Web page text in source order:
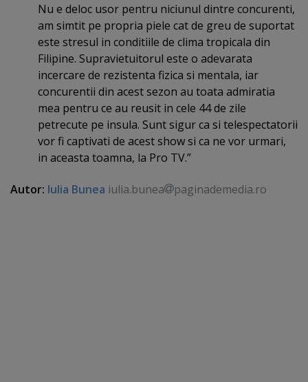
Nu e deloc usor pentru niciunul dintre concurenti,
am simtit pe propria piele cat de greu de suportat
este stresul in conditiile de clima tropicala din
Filipine. Supravietuitorul este o adevarata
incercare de rezistenta fizica si mentala, iar
concurentii din acest sezon au toata admiratia
mea pentru ce au reusit in cele 44 de zile
petrecute pe insula. Sunt sigur ca si telespectatorii
vor fi captivati de acest show si ca ne vor urmari,
in aceasta toamna, la Pro TV.”
Autor: Iulia Bunea iulia.bunea paginademedia.ro